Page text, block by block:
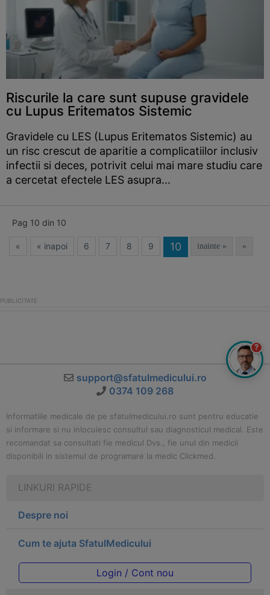
Riscurile la care sunt supuse gravidele
cu Lupus Eritematos Sistemic
Gravidele cu LES (Lupus Eritematos Sistemic) au
un risc crescut de aparitie a complicatiilor inclusiv
infectii si deces, potrivit celui mai mare studiu care
a cercetat efectele LES asupra...
Pag 10 din 10
« « inapoi 6 7 8 9 10 inainte » »
support@sfatulmedicului.ro
0374 109 268
Informatiile medicale de pe sfatulmedicului.ro sunt pentru educatie
si informare si nu inlocuiesc consultul sau diagnosticul medical. Este
recomandat sa consultati fie medicul Dvs., fie unul din medicii
disponibili in sistemul de programare la medic Clickmed.
LINKURI RAPIDE
Despre noi
Cum te ajuta SfatulMedicului
Login / Cont nou
?